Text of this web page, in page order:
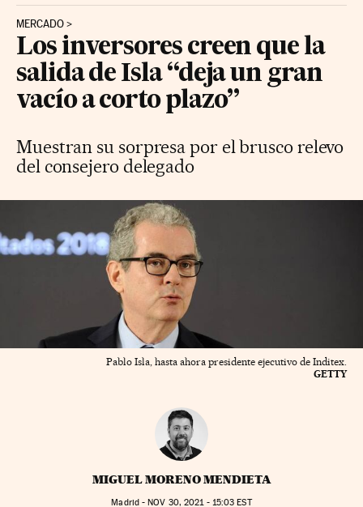
MERCADO
Los inversores creen que la
salida de Isla “deja un gran
vacío a corto plazo”
Muestran su sorpresa por el brusco relevo
del consejero delegado
Pablo Isla, hasta ahora presidente ejecutivo de Inditex.
GETTY
MIGUEL MORENO MENDIETA
Madrid -NOV 30, 2021 - 15:03 EST